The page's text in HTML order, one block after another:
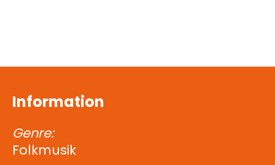
Information
Genre:
Folkmusik